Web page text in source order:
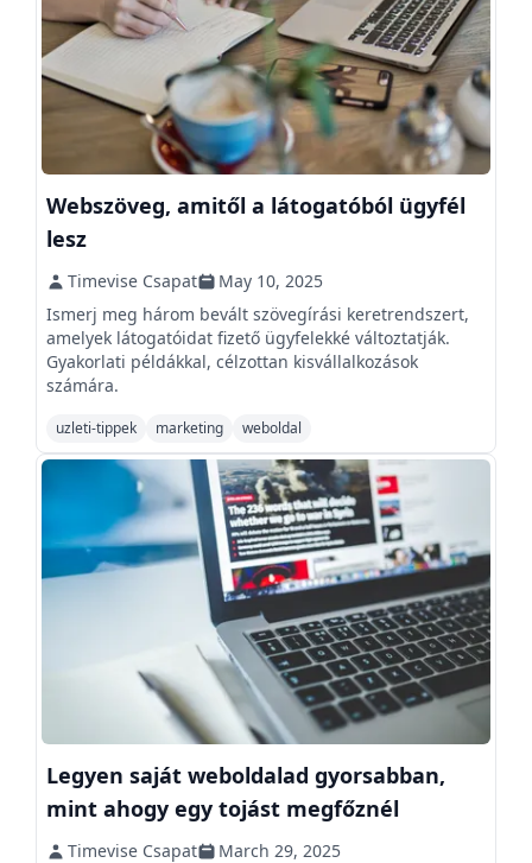
Webszöveg, amitől a látogatóból ügyfél
lesz
Timevise Csapat
May 10, 2025
Ismerj meg három bevált szövegírási keretrendszert,
amelyek látogatóidat fizető ügyfelekké változtatják.
Gyakorlati példákkal, célzottan kisvállalkozások
számára.
uzleti-tippek marketing weboldal
Legyen saját weboldalad gyorsabban,
mint ahogy egy tojást megfőznél
Timevise Csapat
March 29, 2025